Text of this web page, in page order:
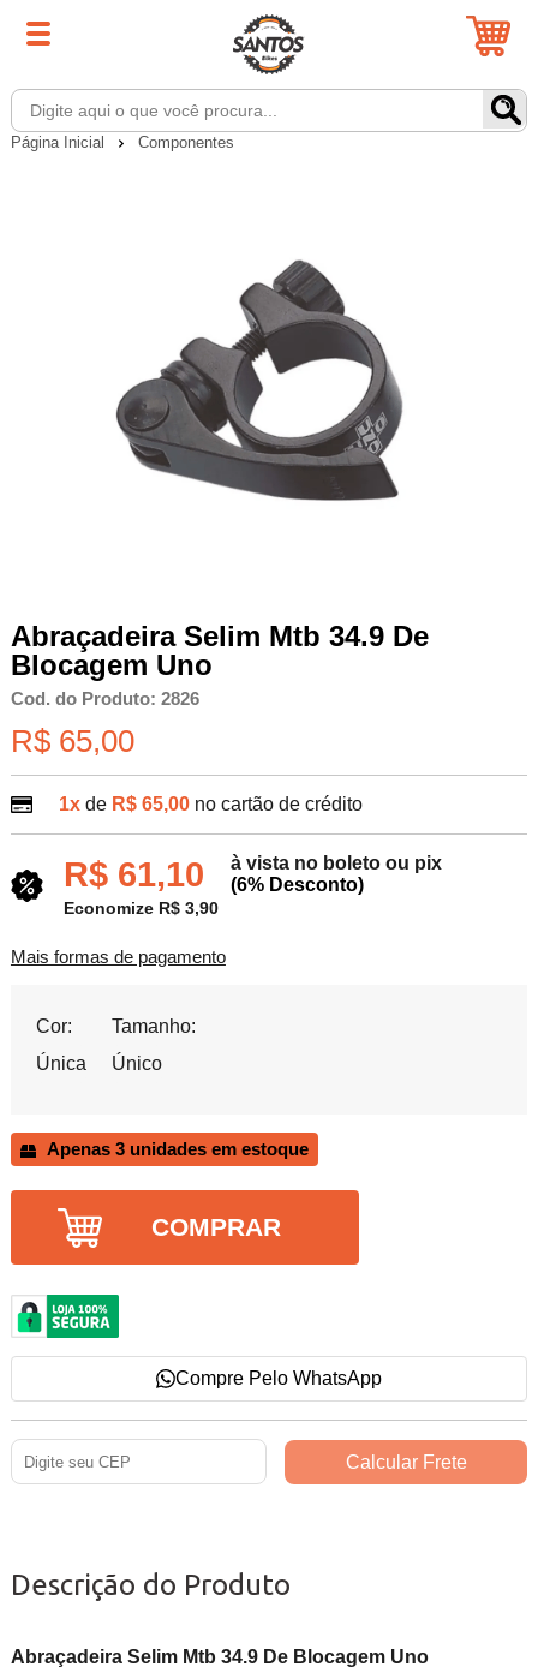
Página Inicial Componentes
Abraçadeira Selim Mtb 34.9 De
Blocagem Uno
Cod. do Produto: 2826
R$ 65,00
1xde R$ 65,00 no cartão de crédito
R$ 61,10
à vista no boleto ou pix
(6% Desconto)
Economize R$ 3,90
Mais formas de pagamento
Cor:
Única
Tamanho:
Único
Apenas 3 unidades em estoque
COMPRAR
Compre Pelo WhatsApp
Descrição do Produto
Abraçadeira Selim Mtb 34.9 De Blocagem Uno